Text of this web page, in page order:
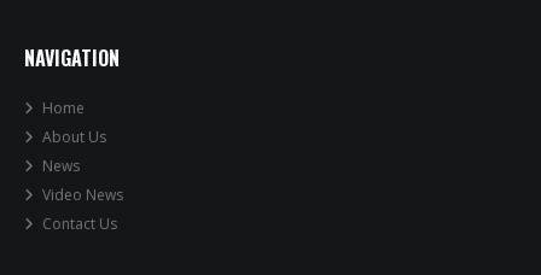
NAVIGATION
Home
About Us
News
Video News
Contact Us